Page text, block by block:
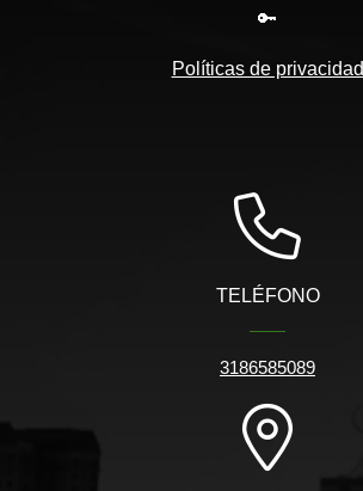
🔑
Políticas de privacidad
TELÉFONO
3186585089